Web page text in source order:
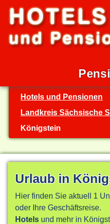
Hotels und Pensionen
Landkreis Sächsische
Königstein
Urlaub in
Hier finden Sie aktuell 1
oder Ihre Geschäftsreise.
Hotels und mehr in